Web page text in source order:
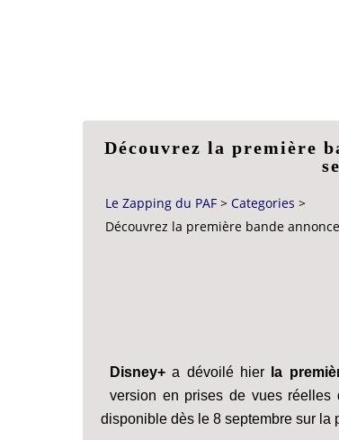
Découvrez la première
Le Zapping du PAF > Categories >
Découvrez la première bande
Disney+ a dévoilé hier la
version en prises de vues réelles
disponible dès le 8 septembre sur la